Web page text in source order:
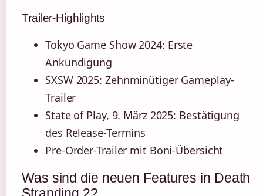
Trailer-Highlights
Tokyo Game Show 2024: Erste
Ankündigung
SXSW 2025: Zehnminütiger Gameplay-
Trailer
State of Play, 9. März 2025: Bestätigung
des Release-Termins
Pre-Order-Trailer mit Boni-Übersicht
Was sind die neuen Features in Death
Stranding 2?